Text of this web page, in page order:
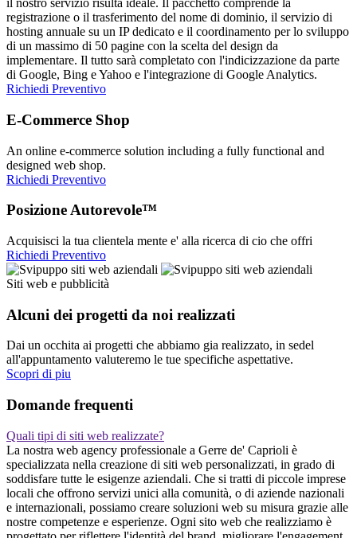
il nostro servizio risulta ideale. Il pacchetto comprende la
registrazione o il trasferimento del nome di dominio, il servizio di
hosting annuale su un IP dedicato e il coordinamento per lo sviluppo
di un massimo di 50 pagine con la scelta del design da
implementare. Il tutto sarà completato con l'indicizzazione da parte
di Google, Bing e Yahoo e l'integrazione di Google Analytics.
Richiedi Preventivo
E-Commerce Shop
An online e-commerce solution including a fully functional and
designed web shop.
Richiedi Preventivo
Posizione Autorevole™
Acquisisci la tua clientela mente e' alla ricerca di cio che offri
Richiedi Preventivo
Siti web e pubblicità
Alcuni dei progetti da noi realizzati
Dai un occhita ai progetti che abbiamo gia realizzato, in sedel
all'appuntamento valuteremo le tue specifiche aspettative.
Scopri di piu
Domande frequenti
Quali tipi di siti web realizzate?
La nostra web agency professionale a Gerre de' Caprioli è
specializzata nella creazione di siti web personalizzati, in grado di
soddisfare tutte le esigenze aziendali. Che si tratti di piccole imprese
locali che offrono servizi unici alla comunità, o di aziende nazionali
e internazionali, possiamo creare soluzioni web su misura grazie alle
nostre competenze e esperienze. Ogni sito web che realizziamo è